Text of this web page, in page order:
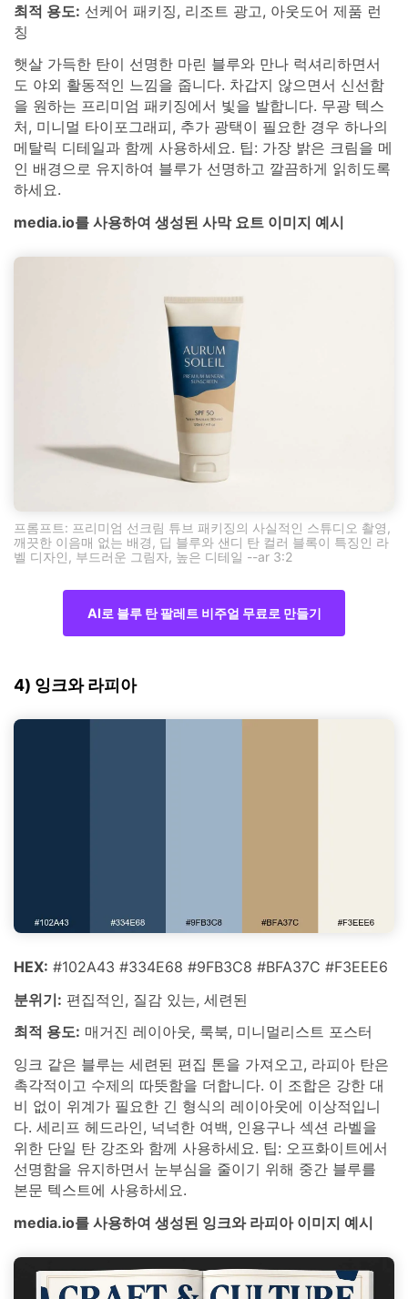
최적 용도: 선케어 패키징, 리조트 광고, 아웃도어 제품 런
칭
햇살 가득한 탄이 선명한 마린 블루와 만나 럭셔리하면서
도 야외 활동적인 느낌을 줍니다. 차갑지 않으면서 신선함
을 원하는 프리미엄 패키징에서 빛을 발합니다. 무광 텍스
처, 미니멀 타이포그래피, 추가 광택이 필요한 경우 하나의
메탈릭 디테일과 함께 사용하세요. 팁: 가장 밝은 크림을 메
인 배경으로 유지하여 블루가 선명하고 깔끔하게 읽히도록
하세요.
media.io를 사용하여 생성된 사막 요트 이미지 예시
프롬프트: 프리미엄 선크림 튜브 패키징의 사실적인 스튜디오 촬영,
깨끗한 이음매 없는 배경, 딥 블루와 샌디 탄 컬러 블록이 특징인 라
벨 디자인, 부드러운 그림자, 높은 디테일 --ar 3:2
AI로 블루 탄 팔레트 비주얼 무료로 만들기
4) 잉크와 라피아
HEX: #102A43 #334E68 #9FB3C8 #BFA37C #F3EEE6
분위기: 편집적인, 질감 있는, 세련된
최적 용도: 매거진 레이아웃, 룩북, 미니멀리스트 포스터
잉크 같은 블루는 세련된 편집 톤을 가져오고, 라피아 탄은
촉각적이고 수제의 따뜻함을 더합니다. 이 조합은 강한 대
비 없이 위계가 필요한 긴 형식의 레이아웃에 이상적입니
다. 세리프 헤드라인, 넉넉한 여백, 인용구나 섹션 라벨을
위한 단일 탄 강조와 함께 사용하세요. 팁: 오프화이트에서
선명함을 유지하면서 눈부심을 줄이기 위해 중간 블루를
본문 텍스트에 사용하세요.
media.io를 사용하여 생성된 잉크와 라피아 이미지 예시